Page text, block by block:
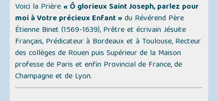
Voici la Prière « Ô glorieux Saint Joseph, parlez pour
moi à Votre précieux Enfant »du Révérend Père
Étienne Binet (1569-1639), Prêtre et écrivain Jésuite
Français, Prédicateur à Bordeaux et à Toulouse, Recteur
des collèges de Rouen puis Supérieur de la Maison
professe de Paris et enfin Provincial de France, de
Champagne et de Lyon.